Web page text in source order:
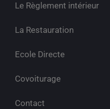
Le Règlement intérieur
La Restauration
Ecole Directe
Covoiturage
Contact